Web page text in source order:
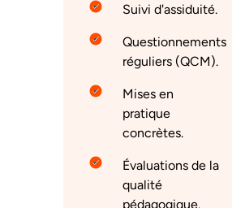
Suivi d'assiduité.
Questionnements
réguliers (QCM).
Mises en
pratique
concrètes.
Évaluations de la
qualité
pédagogique.